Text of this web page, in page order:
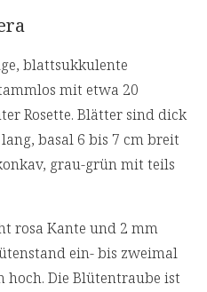
blattsukkulente
mit etwa 20
Rosette. Blätter sind dick
basal 6 bis 7 cm breit
grau-grün mit teils
rosa Kante und 2 mm
ein- bis zweimal
hoch. Die Blütentraube ist